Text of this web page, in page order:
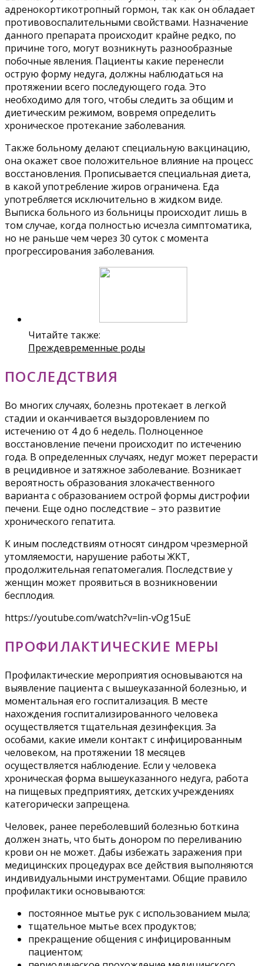
адренокортикотропный гормон, так как он обладает
противовоспалительными свойствами. Назначение
данного препарата происходит крайне редко, по
причине того, могут возникнуть разнообразные
побочные явления. Пациенты какие перенесли
острую форму недуга, должны наблюдаться на
протяжении всего последующего года. Это
необходимо для того, чтобы следить за общим и
диетическим режимом, вовремя определить
хроническое протекание заболевания.
Также больному делают специальную вакцинацию,
она окажет свое положительное влияние на процесс
восстановления. Прописывается специальная диета,
в какой употребление жиров ограничена. Еда
употребляется исключительно в жидком виде.
Выписка больного из больницы происходит лишь в
том случае, когда полностью исчезла симптоматика,
но не раньше чем через 30 суток с момента
прогрессирования заболевания.
Читайте также:
Преждевременные роды
ПОСЛЕДСТВИЯ
Во многих случаях, болезнь протекает в легкой
стадии и оканчивается выздоровлением по
истечению от 4 до 6 недель. Полноценное
восстановление печени происходит по истечению
года. В определенных случаях, недуг может перерасти
в рецидивное и затяжное заболевание. Возникает
вероятность образования злокачественного
варианта с образованием острой формы дистрофии
печени. Еще одно последствие – это развитие
хронического гепатита.
К иным последствиям относят синдром чрезмерной
утомляемости, нарушение работы ЖКТ,
продолжительная гепатомегалия. Последствие у
женщин может проявиться в возникновении
бесплодия.
https://youtube.com/watch?v=lin-vOg15uE
ПРОФИЛАКТИЧЕСКИЕ МЕРЫ
Профилактические мероприятия основываются на
выявление пациента с вышеуказанной болезнью, и
моментальная его госпитализация. В месте
нахождения госпитализированного человека
осуществляется тщательная дезинфекция. За
особами, какие имели контакт с инфицированным
человеком, на протяжении 18 месяцев
осуществляется наблюдение. Если у человека
хроническая форма вышеуказанного недуга, работа
на пищевых предприятиях, детских учреждениях
категорически запрещена.
Человек, ранее переболевший болезнью боткина
должен знать, что быть донором по переливанию
крови он не может. Дабы избежать заражения при
медицинских процедурах все действия выполняются
индивидуальными инструментами. Общие правило
профилактики основываются:
постоянное мытье рук с использованием мыла;
тщательное мытье всех продуктов;
прекращение общения с инфицированным
пациентом;